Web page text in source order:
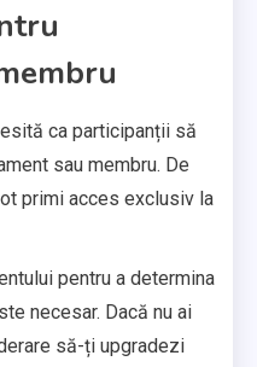
ca participanții să
sau membru. De
primi acces exclusiv la
pentru a determina
necesar. Dacă nu ai
să-ți upgradezi